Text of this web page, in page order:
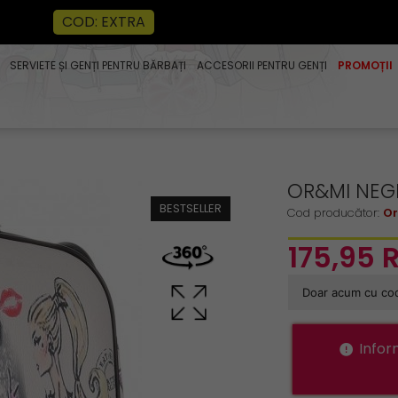
COD: EXTRA
SERVIETE ȘI GENȚI PENTRU BĂRBAȚI ACCESORII PENTRU GENȚI PROMOȚII
BESTSELLER
OR&MI
Cod producător:
175,95